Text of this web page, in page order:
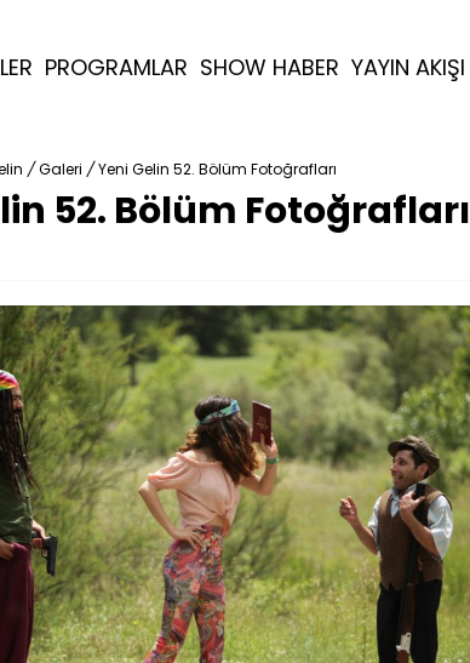
PROGRAMLAR SHOW HABER YAYIN AKIŞI
/ Galeri / Yeni Gelin 52. Bölüm Fotoğrafları
52. Bölüm Fotoğrafları